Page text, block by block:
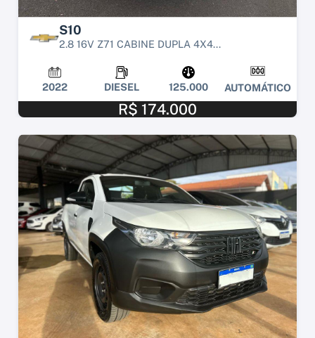
S10
2.8 16V Z71 CABINE DUPLA 4X4...
2022 DIESEL 125.000 AUTOMÁTICO
R$ 174.000